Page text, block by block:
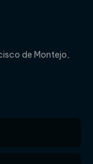
de Montejo,